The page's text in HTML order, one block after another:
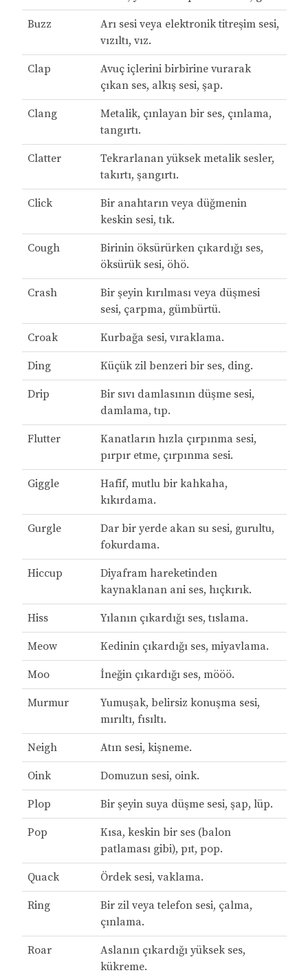
Buzz
Arı sesi veya elektronik titreşim sesi,
vızıltı, vız.
Clap
Avuç içlerini birbirine vurarak
çıkan ses, alkış sesi, şap.
Clang
Metalik, çınlayan bir ses, çınlama,
tangırtı.
Clatter
Tekrarlanan yüksek metalik sesler,
takırtı, şangırtı.
Click
Bir anahtarın veya düğmenin
keskin sesi, tık.
Cough
Birinin öksürürken çıkardığı ses,
öksürük sesi, öhö.
Crash
Bir şeyin kırılması veya düşmesi
sesi, çarpma, gümbürtü.
Croak Kurbağa sesi, vıraklama.
Ding Küçük zil benzeri bir ses, ding.
Drip
Bir sıvı damlasının düşme sesi,
damlama, tıp.
Flutter
Kanatların hızla çırpınma sesi,
pırpır etme, çırpınma sesi.
Giggle
Hafif, mutlu bir kahkaha,
kıkırdama.
Gurgle
Dar bir yerde akan su sesi, gurultu,
fokurdama.
Hiccup
Diyafram hareketinden
kaynaklanan ani ses, hıçkırık.
Hiss Yılanın çıkardığı ses, tıslama.
Meow Kedinin çıkardığı ses, miyavlama.
Moo İneğin çıkardığı ses, mööö.
Murmur
Yumuşak, belirsiz konuşma sesi,
mırıltı, fısıltı.
Neigh Atın sesi, kişneme.
Oink Domuzun sesi, oink.
Plop Bir şeyin suya düşme sesi, şap, lüp.
Pop
Kısa, keskin bir ses (balon
patlaması gibi), pıt, pop.
Quack Ördek sesi, vaklama.
Ring
Bir zil veya telefon sesi, çalma,
çınlama.
Roar
Aslanın çıkardığı yüksek ses,
kükreme.